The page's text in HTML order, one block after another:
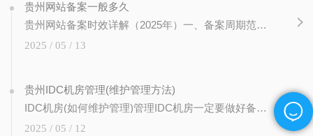
贵州网站备案一般多久
‌贵州网站备案时效详解（2025年）‌‌一、备案周期范围‌‌备案类型‌‌审核时间‌‌关键影响因素‌‌来源‌‌常规备案‌7-20个工作日57材料完整性、管局审核队列繁忙程度57‌加急备案‌≤3个工作日2需符合疫情防控等特殊场景申请条件2‌二、备案流程与阶段耗时‌‌材料准备‌域名有效期≥3个月（贵州管局硬性要求）6主体资质
2025 / 05 / 13
贵州IDC机房管理(维护管理方法)
IDC机房(如何维护管理)管理IDC机房一定要做好备份做好备份是使自己立于不败之地的..的途径，是机房管理的一大法宝。比如，核心交换机突然坏了，如果你有配置的备份，换了新的交换机上去，就能很快回复。核心业务的数据库服务器彻底坏了，如果有备份，就不会损失严重，如果有条将，不仅要热备，主要核心数据建议要采取冷被的方式，刻录
2025 / 05 / 12